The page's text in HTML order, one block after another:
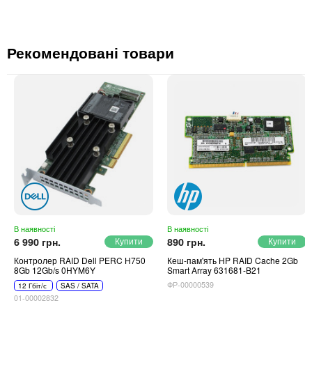
Рекомендовані товари
В наявності
6 990 грн.
Контролер RAID Dell PERC H750
8Gb 12Gb/s 0HYM6Y
12 Гбіт/с SAS / SATA
01-00002832
В наявності
890 грн.
Кеш-пам'ять HP RAID Cache 2Gb
Smart Array 631681-B21
ФР-00000539